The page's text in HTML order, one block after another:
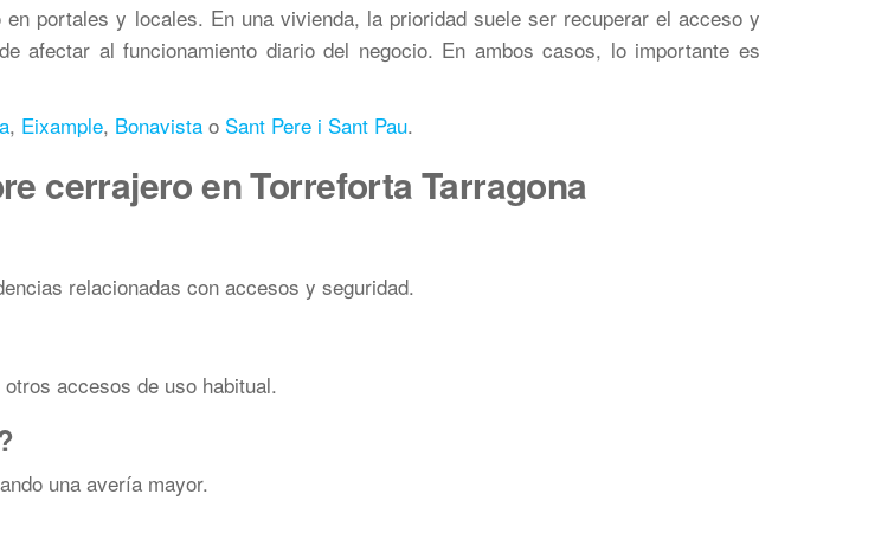
portales y locales. En una vivienda, la prioridad suele ser recuperar el acceso y
afectar al funcionamiento diario del negocio. En ambos casos, lo importante es
, Eixample, Bonavista o Sant Pere i Sant Pau.
cerrajero en Torreforta Tarragona
relacionadas con accesos y seguridad.
accesos de uso habitual.
una avería mayor.